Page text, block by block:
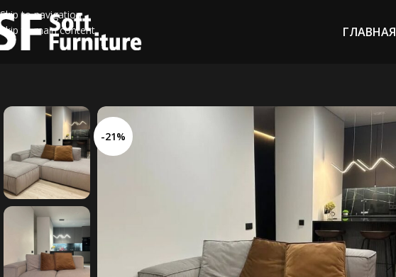
Skip to navigation
Skip to main content
ГЛАВНАЯ
-21%